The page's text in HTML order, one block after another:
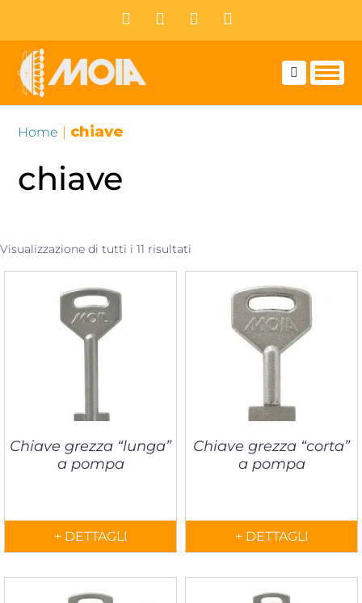
content
FacebookInstagram
LinkedIn
Home | chiave
chiave
Visualizzazione di tutti i 11 risultati
Chiave grezza “lunga”
a pompa
+ DETTAGLI
Chiave grezza “corta”
a pompa
+ DETTAGLI